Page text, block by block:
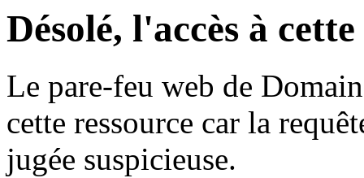
Désolé, l'accès à
Le pare-feu web de
cette ressource car la
jugée suspicieuse.